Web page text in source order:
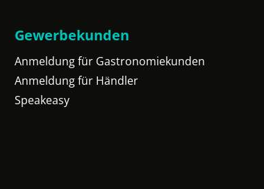
Gewerbekunden
Anmeldung für Gastronomiekunden
Anmeldung für Händler
Speakeasy